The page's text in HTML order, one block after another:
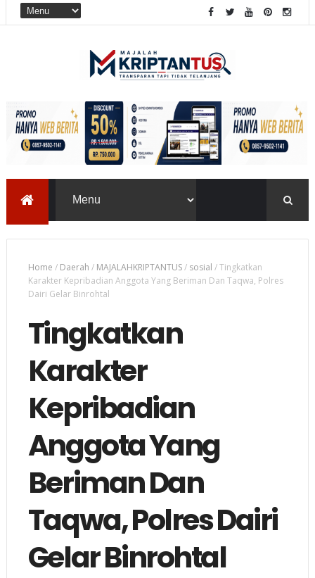
Home / Daerah / MAJALAHKRIPTANTUS/ sosial /Tingkatkan
Karakter Kepribadian Anggota Yang Beriman Dan Taqwa, Polres
Dairi Gelar Binrohtal
Tingkatkan
Karakter
Kepribadian
Anggota Yang
Beriman Dan
Taqwa, Polres Dairi
Gelar Binrohtal